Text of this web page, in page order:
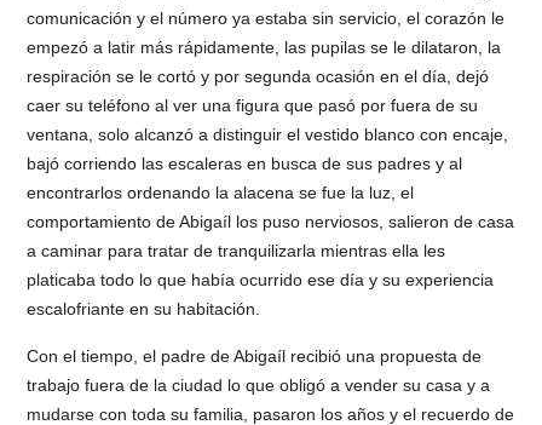
comunicación y el número ya estaba sin servicio, el corazón le
empezó a latir más rápidamente, las pupilas se le dilataron, la
respiración se le cortó y por segunda ocasión en el día, dejó
caer su teléfono al ver una figura que pasó por fuera de su
ventana, solo alcanzó a distinguir el vestido blanco con encaje,
bajó corriendo las escaleras en busca de sus padres y al
encontrarlos ordenando la alacena se fue la luz, el
comportamiento de Abigaíl los puso nerviosos, salieron de casa
a caminar para tratar de tranquilizarla mientras ella les
platicaba todo lo que había ocurrido ese día y su experiencia
escalofriante en su habitación.
Con el tiempo, el padre de Abigaíl recibió una propuesta de
trabajo fuera de la ciudad lo que obligó a vender su casa y a
mudarse con toda su familia, pasaron los años y el recuerdo de